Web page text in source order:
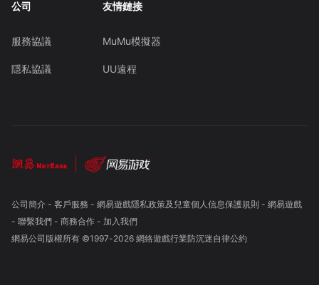
公司
服務協議
隱私協議
友情鏈接
MuMu模擬器
UU遠程
公司簡介- 客戶服務 - 網易遊戲隱私政策及兒童個人信息保護規則 - 網易遊戲
- 聯繫我們- 商務合作- 加入我們
網易公司版權所有 ©1997-2026 網絡遊戲行業防沉迷自律公約